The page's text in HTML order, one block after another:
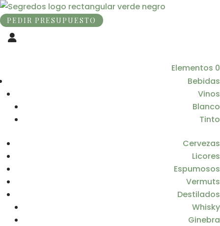
PEDIR PRESUPUESTO
Elementos 0
Bebidas
Vinos
Blanco
Tinto
Cervezas
Licores
Espumosos
Vermuts
Destilados
Whisky
Ginebra